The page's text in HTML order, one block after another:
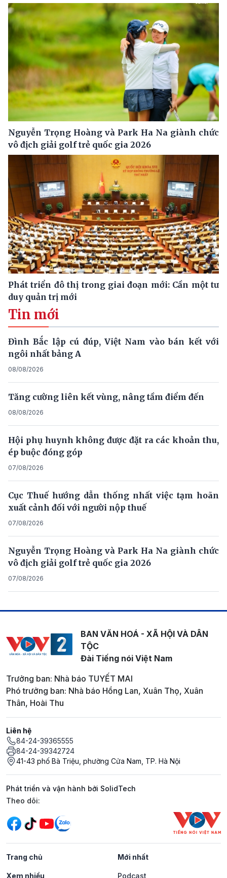
Nguyễn Trọng Hoàng và Park Ha Na giành chức
vô địch giải golf trẻ quốc gia 2026
Phát triển đô thị trong giai đoạn mới: Cần một tư
duy quản trị mới
Tin mới
Đình Bắc lập cú đúp, Việt Nam vào bán kết với
ngôi nhất bảng A
08/08/2026
Tăng cường liên kết vùng, nâng tầm điểm đến
08/08/2026
Hội phụ huynh không được đặt ra các khoản thu,
ép buộc đóng góp
07/08/2026
Cục Thuế hướng dẫn thống nhất việc tạm hoãn
xuất cảnh đối với người nộp thuế
07/08/2026
Nguyễn Trọng Hoàng và Park Ha Na giành chức
vô địch giải golf trẻ quốc gia 2026
07/08/2026
BAN VĂN HOÁ - XÃ HỘI VÀ DÂN
TỘC
Đài Tiếng nói Việt Nam
Trưởng ban: Nhà báo TUYẾT MAI
Phó trưởng ban: Nhà báo Hồng Lan, Xuân Thọ, Xuân
Thân, Hoài Thu
Liên hệ
84-24-39365555
84-24-39342724
41-43 phố Bà Triệu, phường Cửa Nam, TP. Hà Nội
Phát triển và vận hành bởi SolidTech
Mạng xã hội
Theo dõi:
Trang chủ Mới nhất
Xem nhiều Podcast